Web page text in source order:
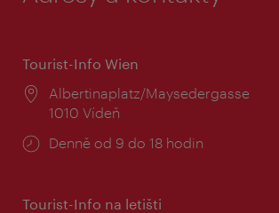
Tourist-Info Wien
Místo:
Albertinaplatz/Maysedergasse
1010 Vídeň
Provozní
Denně od 9 do 18 hodin
Tourist-Info na letišti